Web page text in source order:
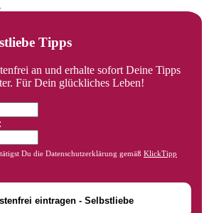
Tipps
an und erhalte sofort Deine Tipps
Für Dein glückliches Leben!
Du die Datenschutzerklärung gemäß KlickTipp